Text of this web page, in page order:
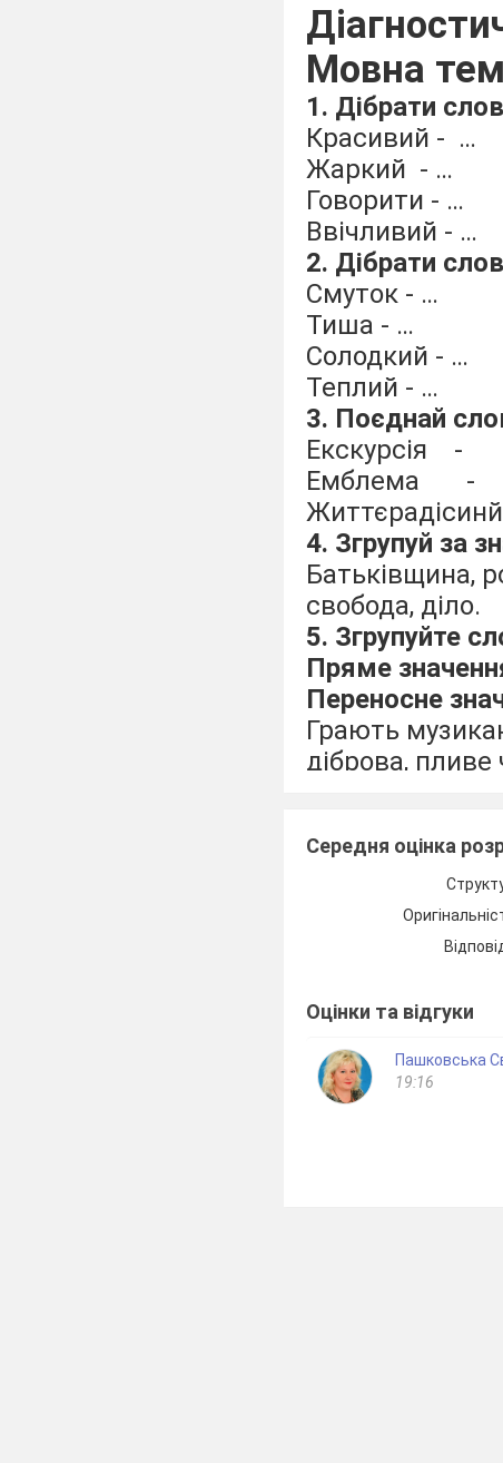
Мовна
1. Дібрати
Красивий - …
Жаркий - …
Говорити - …
Ввічливий - …
2. Дібрати
Смуток - …
Тиша - …
Солодкий - …
Теплий - …
3. Поєднай
Екскурсія
Емблема -
4. Згрупуй за
Батьківщина,
свобода, діло.
5. Згрупуйте
Пряме
Переносне
Грають
діброва, пливе
Коса, олівець,
Середня оцінка
Оцінки та відгуки
Пашковська
19:16